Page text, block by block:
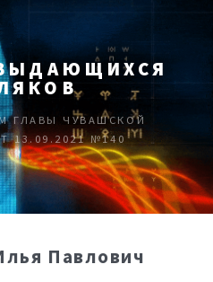
ГЛАВЫ ЧУВАШСКОЙ
13.09.2021 №140
Павлович